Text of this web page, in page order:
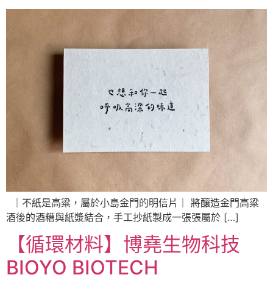
｜不紙是高粱，屬於小島金門的明信片｜ 將釀造金門高粱
酒後的酒糟與紙漿結合，手工抄紙製成一張張屬於 […]
【循環材料】博堯生物科技
BIOYO BIOTECH